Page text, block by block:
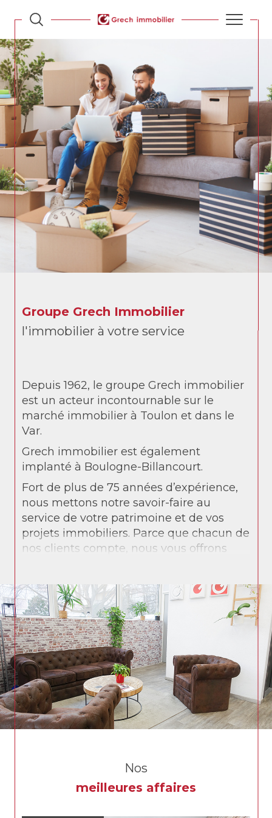
Groupe Grech Immobilier
l'immobilier à votre service
Depuis 1962, le groupe Grech immobilier
est un acteur incontournable sur le
marché immobilier à Toulon et dans le
Var.
Grech immobilier est également
implanté à Boulogne-Billancourt.
Fort de plus de 75 années d’expérience,
nous mettons notre savoir-faire au
service de votre patrimoine et de vos
projets immobiliers. Parce que chacun de
nos clients compte, nous vous offrons
L’ensemble de nos collaborateurs vous
accompagne sur vos différents projets :
achat, vente, gestion locative, syndic de
copropriété et immobilier d’entreprise.
Grech immobilier, c’est aujourd’hui
l’alliance d’un savoir-faire issu de notre
longue histoire et des technologies les
plus récentes pour vous offrir le meilleur
service.
Nos
meilleures affaires